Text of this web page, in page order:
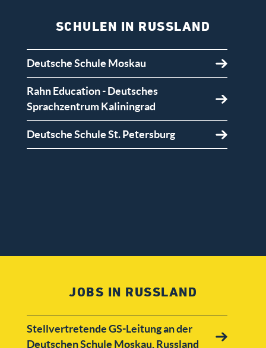
SCHULEN IN RUSSLAND
Deutsche Schule Moskau
Rahn Education - Deutsches
Sprachzentrum Kaliningrad
Deutsche Schule St. Petersburg
JOBS IN RUSSLAND
Stellvertretende GS-Leitung an der
Deutschen Schule Moskau, Russland